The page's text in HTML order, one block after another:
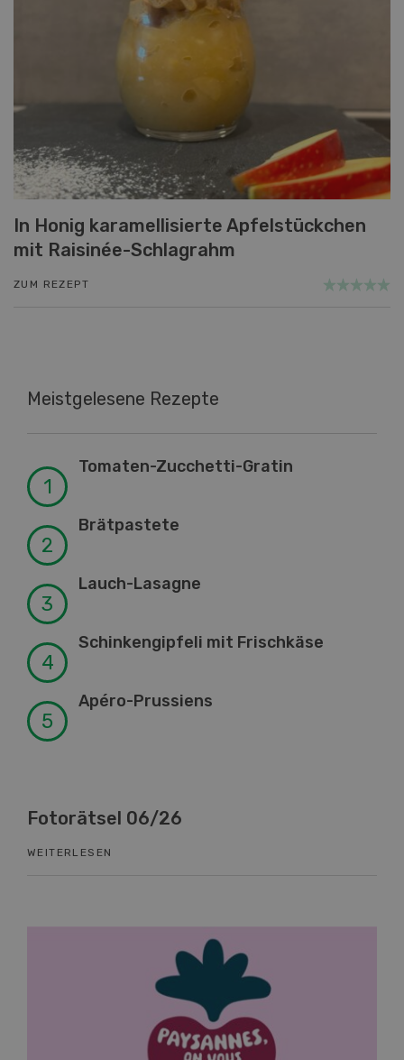
In Honig karamellisierte Apfelstückchen
mit Raisinée-Schlagrahm
ZUM REZEPT
Meistgelesene Rezepte
Tomaten-Zucchetti-Gratin
Brätpastete
Lauch-Lasagne
Schinkengipfeli mit Frischkäse
Apéro-Prussiens
Fotorätsel 06/26
WEITERLESEN